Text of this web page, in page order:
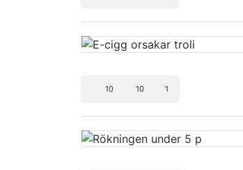
10 10 1